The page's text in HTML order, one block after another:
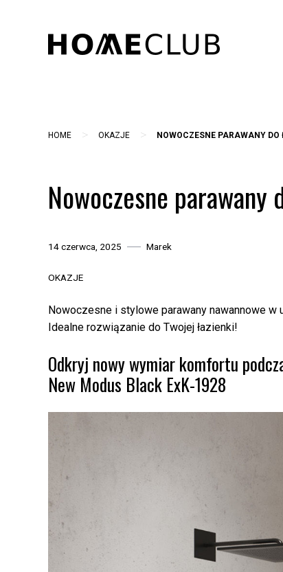
HOME > OKAZJE > NOWOCZESNE PARAWANY
Nowoczesne
14 czerwca, 2025 Marek
OKAZJE
Nowoczesne i stylowe parawany nawannowe w
Idealne rozwiązanie do Twojej łazienki!
Odkryj nowy wymiar komfortu
New Modus Black ExK-1928